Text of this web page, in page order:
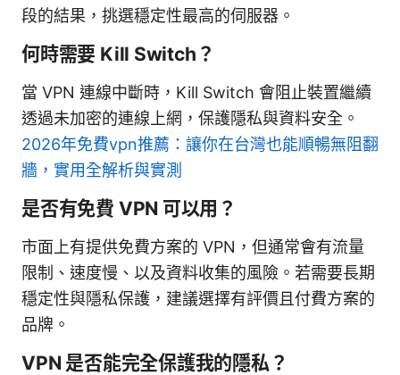
段的結果，挑選穩定性最高的伺服器。
何時需要 Kill Switch？
當 VPN 連線中斷時，Kill Switch 會阻止裝置繼續
透過未加密的連線上網，保護隱私與資料安全。
2026年免費vpn推薦：讓你在台灣也能順暢無阻翻
牆，實用全解析與實測
是否有免費 VPN 可以用？
市面上有提供免費方案的 VPN，但通常會有流量
限制、速度慢、以及資料收集的風險。若需要長期
穩定性與隱私保護，建議選擇有評價且付費方案的
品牌。
VPN 是否能完全保護我的隱私？